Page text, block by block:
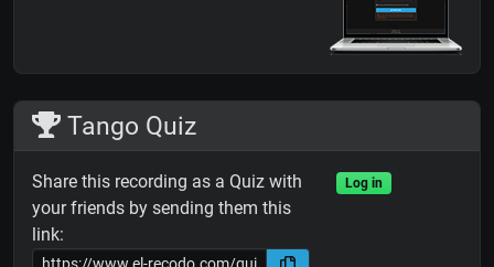
Tango Quiz
Share this recording as a Quiz with
your friends by sending them this
link:
Log in